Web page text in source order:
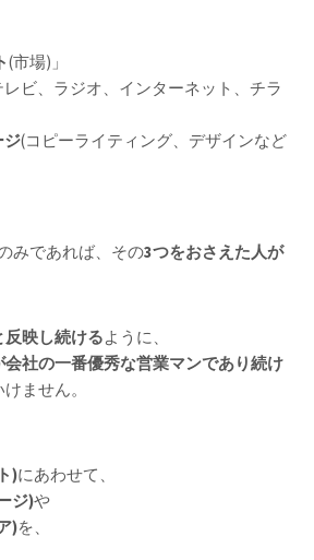
(市場)」
レビ、ラジオ、インターネット、チラ
ジ(コピーライティング、デザインなど
みであれば、その3つをおさえた人が
反映し続けるように、
社の一番優秀な営業マンであり続け
ません。
)にあわせて、
ジ)や
)を、